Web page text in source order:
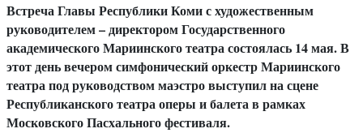
Встреча Главы Республики Коми с художественным
руководителем – директором Государственного
академического Мариинского театра состоялась 14 мая. В
этот день вечером симфонический оркестр Мариинского
театра под руководством маэстро выступил на сцене
Республиканского театра оперы и балета в рамках
Московского Пасхального фестиваля.